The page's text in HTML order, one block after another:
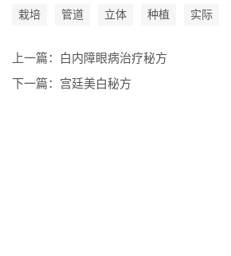
栽培 管道 立体 种植 实际
上一篇：
白内障眼病治疗秘方
下一篇： 宫廷美白秘方